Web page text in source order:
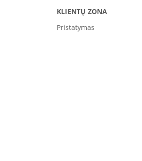
KLIENTŲ ZONA
Pristatymas